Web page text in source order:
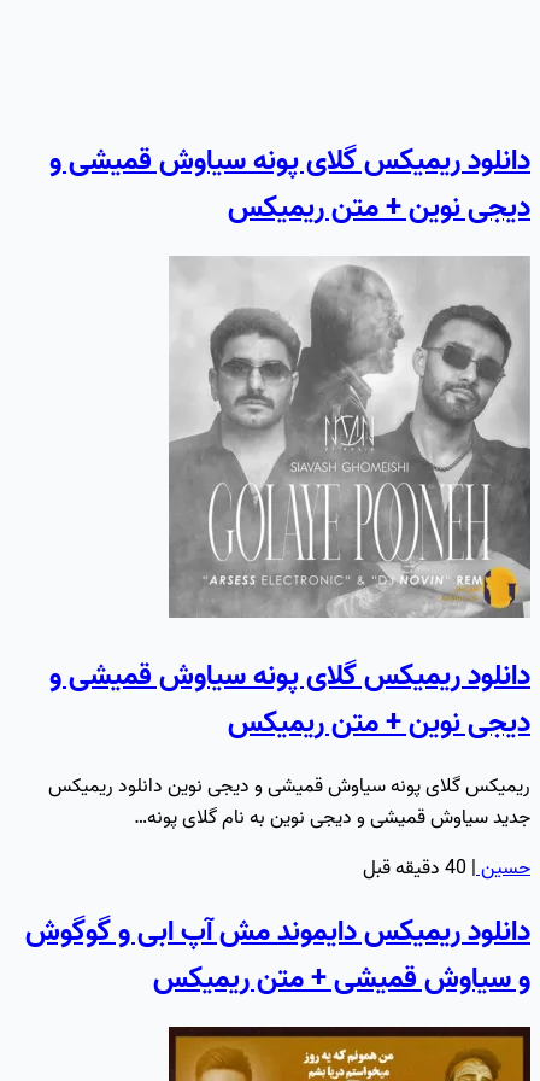
دانلود ریمیکس گلای پونه سیاوش قمیشی و
دیجی نوین + متن ریمیکس
دانلود ریمیکس گلای پونه سیاوش قمیشی و
دیجی نوین + متن ریمیکس
ریمیکس گلای پونه سیاوش قمیشی و دیجی نوین دانلود ریمیکس
جدید سیاوش قمیشی و دیجی نوین به نام گلای پونه…
حسین| 40 دقیقه قبل
دانلود ریمیکس دایموند مش آپ ابی و گوگوش
و سیاوش قمیشی + متن ریمیکس